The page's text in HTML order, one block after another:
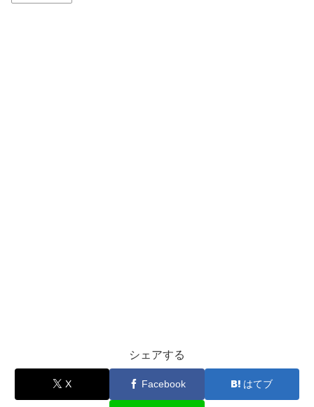
シェアする
X Facebook はてブ